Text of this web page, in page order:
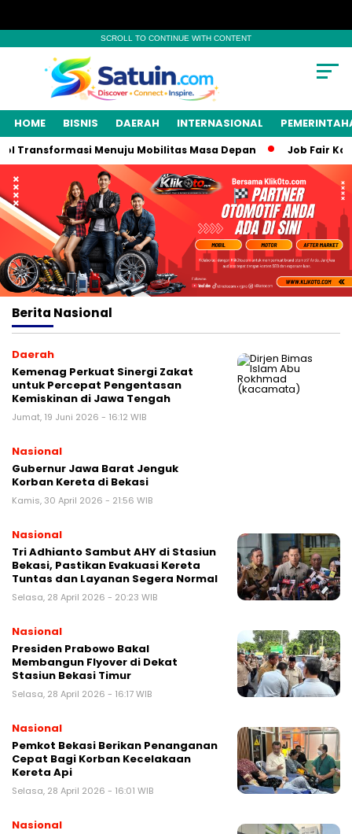
SCROLL TO CONTINUE WITH CONTENT
HOME BISNIS DAERAH INTERNASIONAL
Menuju Mobilitas Masa Depan Job Fair Kota
Berita Nasional
Daerah
Kemenag Perkuat Sinergi Zakat
untuk Percepat Pengentasan
Kemiskinan di Jawa Tengah
Jumat, 19 Juni 2026 - 16:12 WIB
Nasional
Gubernur Jawa Barat Jenguk
Korban Kereta di Bekasi
Kamis, 30 April 2026 - 21:56 WIB
Nasional
Tri Adhianto Sambut AHY di Stasiun
Bekasi, Pastikan Evakuasi Kereta
Tuntas dan Layanan Segera Normal
Selasa, 28 April 2026 - 20:23 WIB
Nasional
Presiden Prabowo Bakal
Membangun Flyover di Dekat
Stasiun Bekasi Timur
Selasa, 28 April 2026 - 16:17 WIB
Nasional
Pemkot Bekasi Berikan Penanganan
Cepat Bagi Korban Kecelakaan
Kereta Api
Selasa, 28 April 2026 - 16:01 WIB
Nasional